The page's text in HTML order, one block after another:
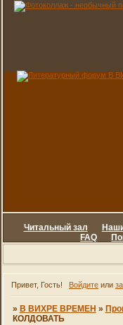
Читальный зал
FAQ
Привет, Гость! Войдитеили
» В ВИХРЕ ВРЕМЕН »
КОЛДОВАТЬ